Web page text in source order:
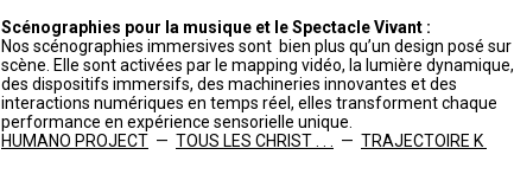
Scénographies pour la musique et le Spectacle Vivant :
Nos scénographies immersives sont bien plus qu’un design posé sur
scène. Elle sont activées par le mapping vidéo, la lumière dynamique,
des dispositifs immersifs, des machineries innovantes et des
interactions numériques en temps réel, elles transforment chaque
performance en expérience sensorielle unique.
HUMANO PROJECT — TOUS LES CHRIST . . . — TRAJECTOIRE K